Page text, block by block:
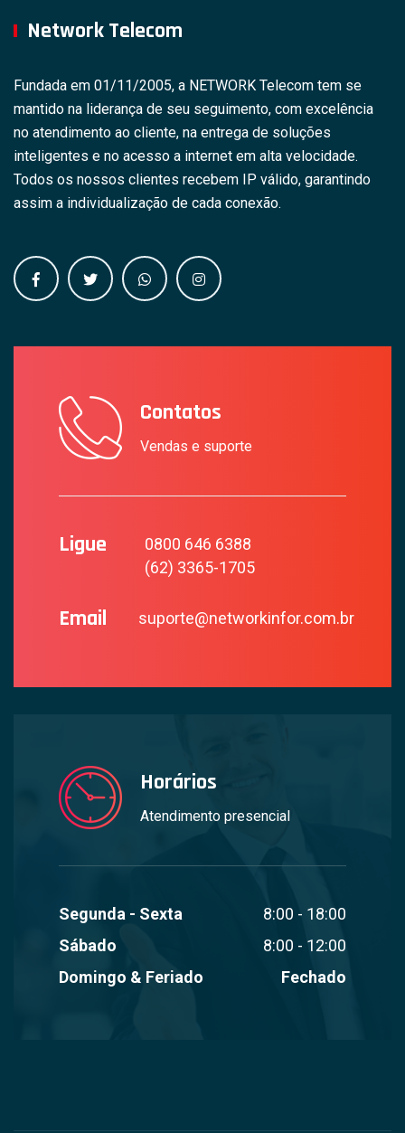
Network Telecom
Fundada em 01/11/2005, a NETWORK Telecom tem se
mantido na liderança de seu seguimento, com excelência
no atendimento ao cliente, na entrega de soluções
inteligentes e no acesso a internet em alta velocidade.
Todos os nossos clientes recebem IP válido, garantindo
assim a individualização de cada conexão.
Contatos
Vendas e suporte
Ligue
0800 646 6388
(62) 3365-1705
Email suporte@networkinfor.com.br
Horários
Atendimento presencial
Segunda - Sexta
8:00 - 18:00
Sábado
8:00 - 12:00
Domingo & Feriado
Fechado